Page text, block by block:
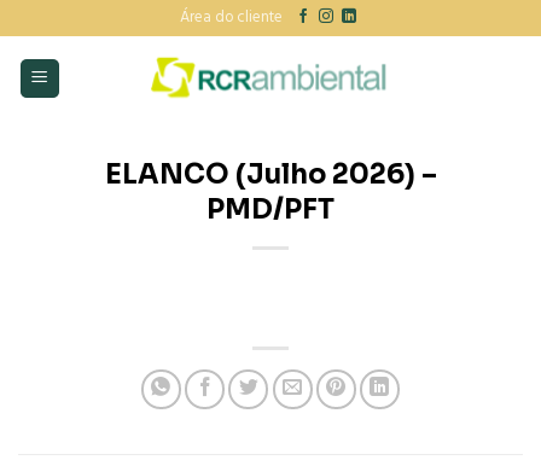
to
content
Área do cliente
ELANCO (Julho 2026) –
PMD/PFT